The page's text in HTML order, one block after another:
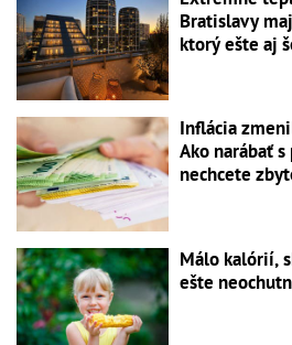
Bratislavy
ktorý ešte aj
Inflácia
Ako narábať
nechcete
Málo kalórií,
ešte